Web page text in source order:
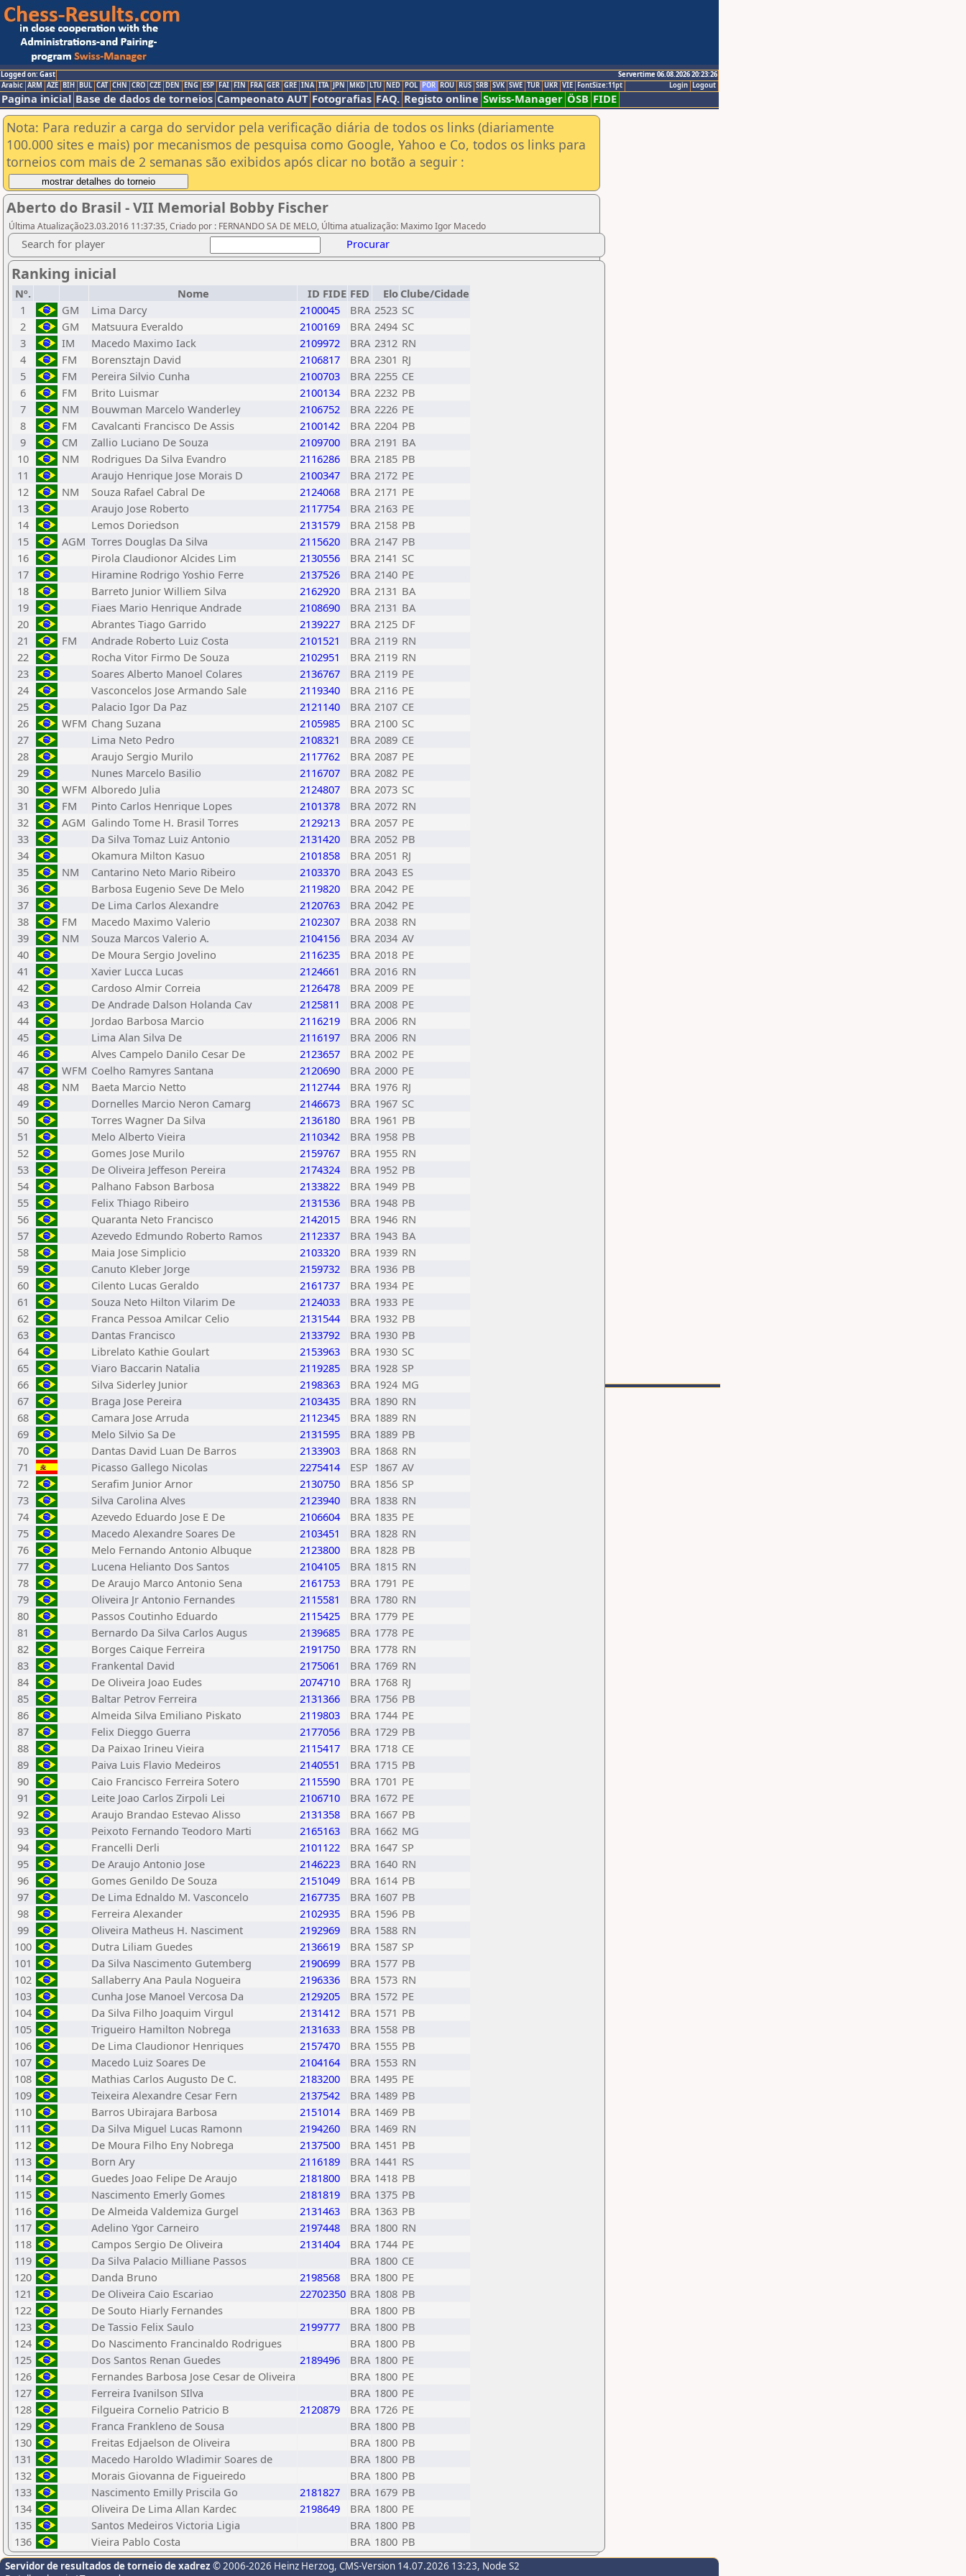
Logged on: Gast
Servertime 06.08.2026 20:23:26
Logout
Login
Arabic ARM AZE BIH BUL CAT CHN CRO CZE DEN ENG ESP FAI FIN FRA GER GRE INA ITA JPN MKD LTU NED POL POR ROU RUS SRB SVK SWE TUR UKR VIE FontSize:11pt
Pagina inicial Base de dados de torneios Campeonato AUT Fotografias FAQ. Registo online Swiss-Manager ÖSB FIDE
Nota: Para reduzir a carga do servidor pela verificação diária de todos os links (diariamente
100.000 sites e mais) por mecanismos de pesquisa como Google, Yahoo e Co, todos os links para
torneios com mais de 2 semanas são exibidos após clicar no botão a seguir :
Aberto do Brasil - VII Memorial Bobby Fischer
Última Atualização23.03.2016 11:37:35, Criado por : FERNANDO SA DE MELO, Última atualização: Maximo Igor Macedo
Search for player Procurar
Ranking inicial
Nº. Nome ID FIDE FED Elo Clube/Cidade
1
GM Lima Darcy 2100045 BRA 2523 SC
2
GM Matsuura Everaldo 2100169 BRA 2494 SC
3
IM Macedo Maximo Iack 2109972 BRA 2312 RN
4
FM Borensztajn David 2106817 BRA 2301 RJ
5
FM Pereira Silvio Cunha 2100703 BRA 2255 CE
6
FM Brito Luismar 2100134 BRA 2232 PB
7
NM Bouwman Marcelo Wanderley 2106752 BRA 2226 PE
8
FM Cavalcanti Francisco De Assis 2100142 BRA 2204 PB
9
CM Zallio Luciano De Souza 2109700 BRA 2191 BA
10
NM Rodrigues Da Silva Evandro 2116286 BRA 2185 PB
11
Araujo Henrique Jose Morais D 2100347 BRA 2172 PE
12
NM Souza Rafael Cabral De 2124068 BRA 2171 PE
13
Araujo Jose Roberto 2117754 BRA 2163 PE
14
Lemos Doriedson 2131579 BRA 2158 PB
15
AGM Torres Douglas Da Silva 2115620 BRA 2147 PB
16
Pirola Claudionor Alcides Lim 2130556 BRA 2141 SC
17
Hiramine Rodrigo Yoshio Ferre 2137526 BRA 2140 PE
18
Barreto Junior Williem Silva 2162920 BRA 2131 BA
19
Fiaes Mario Henrique Andrade 2108690 BRA 2131 BA
20
Abrantes Tiago Garrido 2139227 BRA 2125 DF
21
FM Andrade Roberto Luiz Costa 2101521 BRA 2119 RN
22
Rocha Vitor Firmo De Souza 2102951 BRA 2119 RN
23
Soares Alberto Manoel Colares 2136767 BRA 2119 PE
24
Vasconcelos Jose Armando Sale 2119340 BRA 2116 PE
25
Palacio Igor Da Paz 2121140 BRA 2107 CE
26
WFM Chang Suzana 2105985 BRA 2100 SC
27
Lima Neto Pedro 2108321 BRA 2089 CE
28
Araujo Sergio Murilo 2117762 BRA 2087 PE
29
Nunes Marcelo Basilio 2116707 BRA 2082 PE
30
WFM Alboredo Julia 2124807 BRA 2073 SC
31
FM Pinto Carlos Henrique Lopes 2101378 BRA 2072 RN
32
AGM Galindo Tome H. Brasil Torres 2129213 BRA 2057 PE
33
Da Silva Tomaz Luiz Antonio 2131420 BRA 2052 PB
34
Okamura Milton Kasuo 2101858 BRA 2051 RJ
35
NM Cantarino Neto Mario Ribeiro 2103370 BRA 2043 ES
36
Barbosa Eugenio Seve De Melo 2119820 BRA 2042 PE
37
De Lima Carlos Alexandre 2120763 BRA 2042 PE
38
FM Macedo Maximo Valerio 2102307 BRA 2038 RN
39
NM Souza Marcos Valerio A. 2104156 BRA 2034 AV
40
De Moura Sergio Jovelino 2116235 BRA 2018 PE
41
Xavier Lucca Lucas 2124661 BRA 2016 RN
42
Cardoso Almir Correia 2126478 BRA 2009 PE
43
De Andrade Dalson Holanda Cav 2125811 BRA 2008 PE
44
Jordao Barbosa Marcio 2116219 BRA 2006 RN
45
Lima Alan Silva De 2116197 BRA 2006 RN
46
Alves Campelo Danilo Cesar De 2123657 BRA 2002 PE
47
WFM Coelho Ramyres Santana 2120690 BRA 2000 PE
48
NM Baeta Marcio Netto 2112744 BRA 1976 RJ
49
Dornelles Marcio Neron Camarg 2146673 BRA 1967 SC
50
Torres Wagner Da Silva 2136180 BRA 1961 PB
51
Melo Alberto Vieira 2110342 BRA 1958 PB
52
Gomes Jose Murilo 2159767 BRA 1955 RN
53
De Oliveira Jeffeson Pereira 2174324 BRA 1952 PB
54
Palhano Fabson Barbosa 2133822 BRA 1949 PB
55
Felix Thiago Ribeiro 2131536 BRA 1948 PB
56
Quaranta Neto Francisco 2142015 BRA 1946 RN
57
Azevedo Edmundo Roberto Ramos 2112337 BRA 1943 BA
58
Maia Jose Simplicio 2103320 BRA 1939 RN
59
Canuto Kleber Jorge 2159732 BRA 1936 PB
60
Cilento Lucas Geraldo 2161737 BRA 1934 PE
61
Souza Neto Hilton Vilarim De 2124033 BRA 1933 PE
62
Franca Pessoa Amilcar Celio 2131544 BRA 1932 PB
63
Dantas Francisco 2133792 BRA 1930 PB
64
Librelato Kathie Goulart 2153963 BRA 1930 SC
65
Viaro Baccarin Natalia 2119285 BRA 1928 SP
66
Silva Siderley Junior 2198363 BRA 1924 MG
67
Braga Jose Pereira 2103435 BRA 1890 RN
68
Camara Jose Arruda 2112345 BRA 1889 RN
69
Melo Silvio Sa De 2131595 BRA 1889 PB
70
Dantas David Luan De Barros 2133903 BRA 1868 RN
71
Picasso Gallego Nicolas 2275414 ESP 1867 AV
72
Serafim Junior Arnor 2130750 BRA 1856 SP
73
Silva Carolina Alves 2123940 BRA 1838 RN
74
Azevedo Eduardo Jose E De 2106604 BRA 1835 PE
75
Macedo Alexandre Soares De 2103451 BRA 1828 RN
76
Melo Fernando Antonio Albuque 2123800 BRA 1828 PB
77
Lucena Helianto Dos Santos 2104105 BRA 1815 RN
78
De Araujo Marco Antonio Sena 2161753 BRA 1791 PE
79
Oliveira Jr Antonio Fernandes 2115581 BRA 1780 RN
80
Passos Coutinho Eduardo 2115425 BRA 1779 PE
81
Bernardo Da Silva Carlos Augus 2139685 BRA 1778 PE
82
Borges Caique Ferreira 2191750 BRA 1778 RN
83
Frankental David 2175061 BRA 1769 RN
84
De Oliveira Joao Eudes 2074710 BRA 1768 RJ
85
Baltar Petrov Ferreira 2131366 BRA 1756 PB
86
Almeida Silva Emiliano Piskato 2119803 BRA 1744 PE
87
Felix Dieggo Guerra 2177056 BRA 1729 PB
88
Da Paixao Irineu Vieira 2115417 BRA 1718 CE
89
Paiva Luis Flavio Medeiros 2140551 BRA 1715 PB
90
Caio Francisco Ferreira Sotero 2115590 BRA 1701 PE
91
Leite Joao Carlos Zirpoli Lei 2106710 BRA 1672 PE
92
Araujo Brandao Estevao Alisso 2131358 BRA 1667 PB
93
Peixoto Fernando Teodoro Marti 2165163 BRA 1662 MG
94
Francelli Derli 2101122 BRA 1647 SP
95
De Araujo Antonio Jose 2146223 BRA 1640 RN
96
Gomes Genildo De Souza 2151049 BRA 1614 PB
97
De Lima Ednaldo M. Vasconcelo 2167735 BRA 1607 PB
98
Ferreira Alexander 2102935 BRA 1596 PB
99
Oliveira Matheus H. Nasciment 2192969 BRA 1588 RN
100
Dutra Liliam Guedes 2136619 BRA 1587 SP
101
Da Silva Nascimento Gutemberg 2190699 BRA 1577 PB
102
Sallaberry Ana Paula Nogueira 2196336 BRA 1573 RN
103
Cunha Jose Manoel Vercosa Da 2129205 BRA 1572 PE
104
Da Silva Filho Joaquim Virgul 2131412 BRA 1571 PB
105
Trigueiro Hamilton Nobrega 2131633 BRA 1558 PB
106
De Lima Claudionor Henriques 2157470 BRA 1555 PB
107
Macedo Luiz Soares De 2104164 BRA 1553 RN
108
Mathias Carlos Augusto De C. 2183200 BRA 1495 PE
109
Teixeira Alexandre Cesar Fern 2137542 BRA 1489 PB
110
Barros Ubirajara Barbosa 2151014 BRA 1469 PB
111
Da Silva Miguel Lucas Ramonn 2194260 BRA 1469 RN
112
De Moura Filho Eny Nobrega 2137500 BRA 1451 PB
113
Born Ary 2116189 BRA 1441 RS
114
Guedes Joao Felipe De Araujo 2181800 BRA 1418 PB
115
Nascimento Emerly Gomes 2181819 BRA 1375 PB
116
De Almeida Valdemiza Gurgel 2131463 BRA 1363 PB
117
Adelino Ygor Carneiro 2197448 BRA 1800 RN
118
Campos Sergio De Oliveira 2131404 BRA 1744 PE
119
Da Silva Palacio Milliane Passos BRA 1800 CE
120
Danda Bruno 2198568 BRA 1800 PE
121
De Oliveira Caio Escariao 22702350 BRA 1808 PB
122
De Souto Hiarly Fernandes BRA 1800 PB
123
De Tassio Felix Saulo 2199777 BRA 1800 PB
124
Do Nascimento Francinaldo Rodrigues BRA 1800 PB
125
Dos Santos Renan Guedes 2189496 BRA 1800 PE
126
Fernandes Barbosa Jose Cesar de Oliveira BRA 1800 PE
127
Ferreira Ivanilson SIlva BRA 1800 PE
128
Filgueira Cornelio Patricio B 2120879 BRA 1726 PE
129
Franca Frankleno de Sousa BRA 1800 PB
130
Freitas Edjaelson de Oliveira BRA 1800 PB
131
Macedo Haroldo Wladimir Soares de BRA 1800 PB
132
Morais Giovanna de Figueiredo BRA 1800 PB
133
Nascimento Emilly Priscila Go 2181827 BRA 1679 PB
134
Oliveira De Lima Allan Kardec 2198649 BRA 1800 PE
135
Santos Medeiros Victoria Ligia BRA 1800 PB
136
Vieira Pablo Costa BRA 1800 PB
Servidor de resultados de torneio de xadrez © 2006-2026 Heinz Herzog, CMS-Version 14.07.2026 13:23, Node S2